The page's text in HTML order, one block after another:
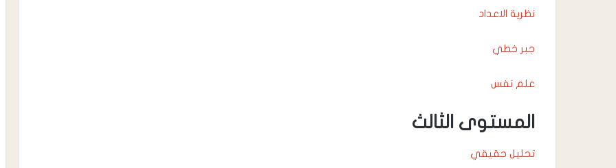
نظرية الاعداد
جبر خطي
علم نفس
المستوى الثالث
تحليل حقيقي